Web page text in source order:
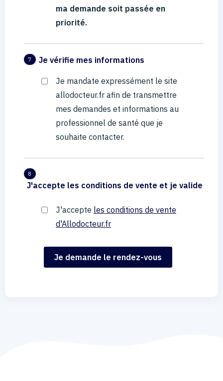
ma demande soit passée en
priorité.
7 Je vérifie mes informations
Je mandate expressément le site
allodocteur.fr afin de transmettre
mes demandes et informations au
professionnel de santé que je
souhaite contacter.
8
J'accepte les conditions de vente et je valide
J'accepte les conditions de vente
d'Allodocteur.fr